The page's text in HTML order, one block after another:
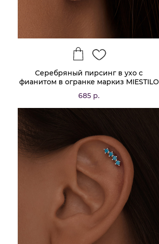
Серебряный пирсинг в ухо с
фианитом в огранке маркиз MIESTILO
685 р.